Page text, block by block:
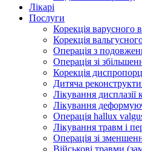
Лікарі
Послуги
Корекція варусного
Корекція
Операція з
Операція зі
Корекція
Дитяча
Лікування дисплазії
Лікування
Операція hallux
Лікування травм і
Операція зі
Військові травми